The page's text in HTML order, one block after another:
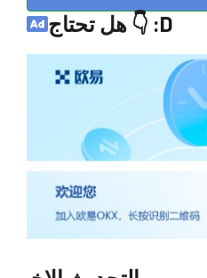
هل تحتاج 👇 :D